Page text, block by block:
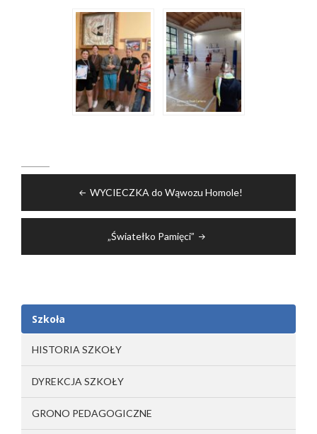
WYCIECZKA do Wąwozu Homole!
„Światełko Pamięci”
Szkoła
HISTORIA SZKOŁY
DYREKCJA SZKOŁY
GRONO PEDAGOGICZNE